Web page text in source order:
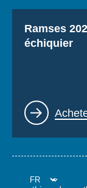
Titre
Ramses
échiquier
Lien